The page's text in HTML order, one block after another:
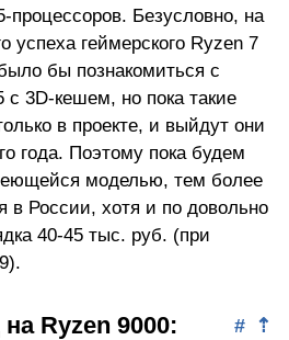
процессоров. Безусловно, на
успеха геймерского Ryzen 7
бы познакомиться с
3D-кешем, но пока такие
в проекте, и выйдут они
года. Поэтому пока будем
моделью, тем более
в России, хотя и по довольно
40-45 тыс. руб. (при
⇡
#
Ryzen 9000: